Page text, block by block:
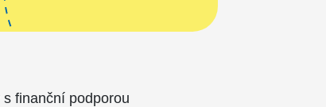
finanční podporou